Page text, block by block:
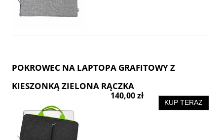
POKROWEC NA LAPTOPA GRAFITOWY Z
KIESZONKĄ ZIELONA RĄCZKA
140,00 zł
KUP TERAZ